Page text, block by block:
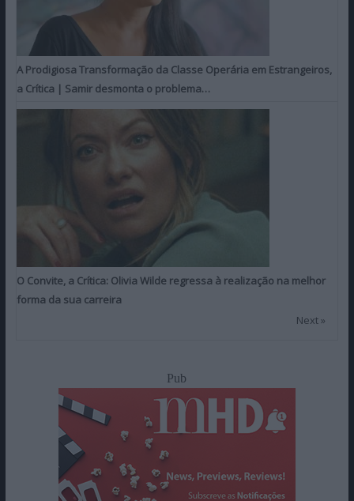
A Prodigiosa Transformação da Classe Operária em Estrangeiros,
a Crítica | Samir desmonta o problema…
O Convite, a Crítica: Olivia Wilde regressa à realização na melhor
forma da sua carreira
Next »
Pub